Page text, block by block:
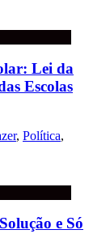
Lei da
Escolas
, Política,
e Só